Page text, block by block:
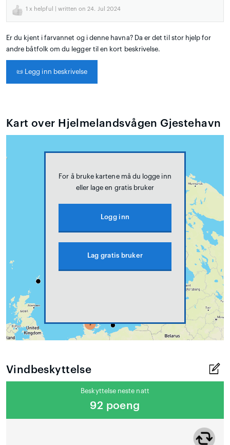
1 x helpful | written on 24. Jul 2024
Er du kjent i farvannet og i denne havna? Da er det til stor hjelp for
andre båtfolk om du legger til en kort beskrivelse.
📜 Legg inn beskrivelse
Kart over Hjelmelandsvågen Gjestehavn
For å bruke kartene må du logge inn
eller lage en gratis bruker
Logg inn
Lag gratis bruker
Vindbeskyttelse
Beskyttelse neste natt
92 poeng